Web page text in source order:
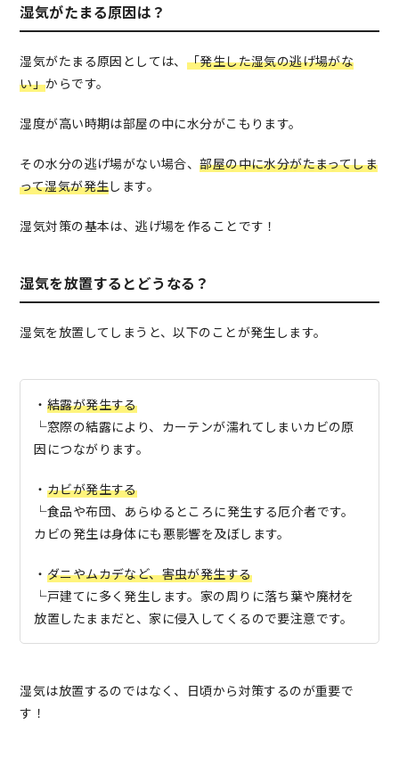
湿気がたまる原因は？
湿気がたまる原因としては、 「発生した湿気の逃げ場がな
い」からです。
湿度が高い時期は部屋の中に水分がこもります。
その水分の逃げ場がない場合、部屋の中に水分がたまってしま
って湿気が発生します。
湿気対策の基本は、逃げ場を作ることです！
湿気を放置するとどうなる？
湿気を放置してしまうと、以下のことが発生します。
・ 結露が発生する
└窓際の結露により、カーテンが濡れてしまいカビの原
因につながります。
・ カビが発生する
└食品や布団、あらゆるところに発生する厄介者です。
カビの発生は身体にも悪影響を及ぼします。
・ ダニやムカデなど、害虫が発生する
└戸建てに多く発生します。家の周りに落ち葉や廃材を
放置したままだと、家に侵入してくるので要注意です。
湿気は放置するのではなく、日頃から対策するのが重要で
す！